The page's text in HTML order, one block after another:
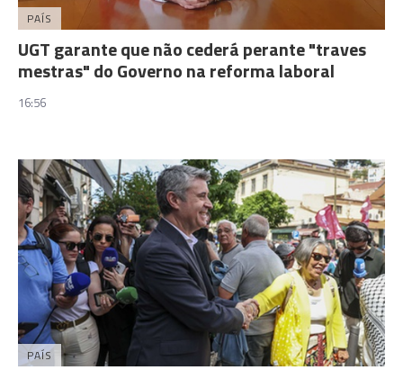
PAÍS
UGT garante que não cederá perante "traves
mestras" do Governo na reforma laboral
16:56
PAÍS